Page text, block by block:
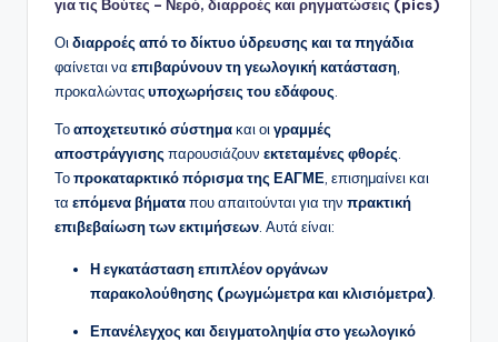
για τις Βούτες – Νερό, διαρροές και ρηγματώσεις (pics)
Οι διαρροές από το δίκτυο ύδρευσης και τα πηγάδια
φαίνεται να επιβαρύνουν τη γεωλογική κατάσταση
προκαλώνταςυποχωρήσεις του εδάφους
Τοαποχετευτικό σύστημακαι οι γραμμές
αποστράγγισης παρουσιάζουν εκτεταμένες φθορές
Τοπροκαταρκτικό πόρισμα της ΕΑΓΜΕ , επισημαίνει και
τα επόμενα βήματαπου απαιτούνται για την πρακτική
επιβεβαίωση των εκτιμήσεων . Αυτά είναι:
Η εγκατάσταση επιπλέον οργάνων
παρακολούθησης (ρωγμώμετρα και κλισιόμετρα)
Επανέλεγχος και δειγματοληψία στο γεωλογικό